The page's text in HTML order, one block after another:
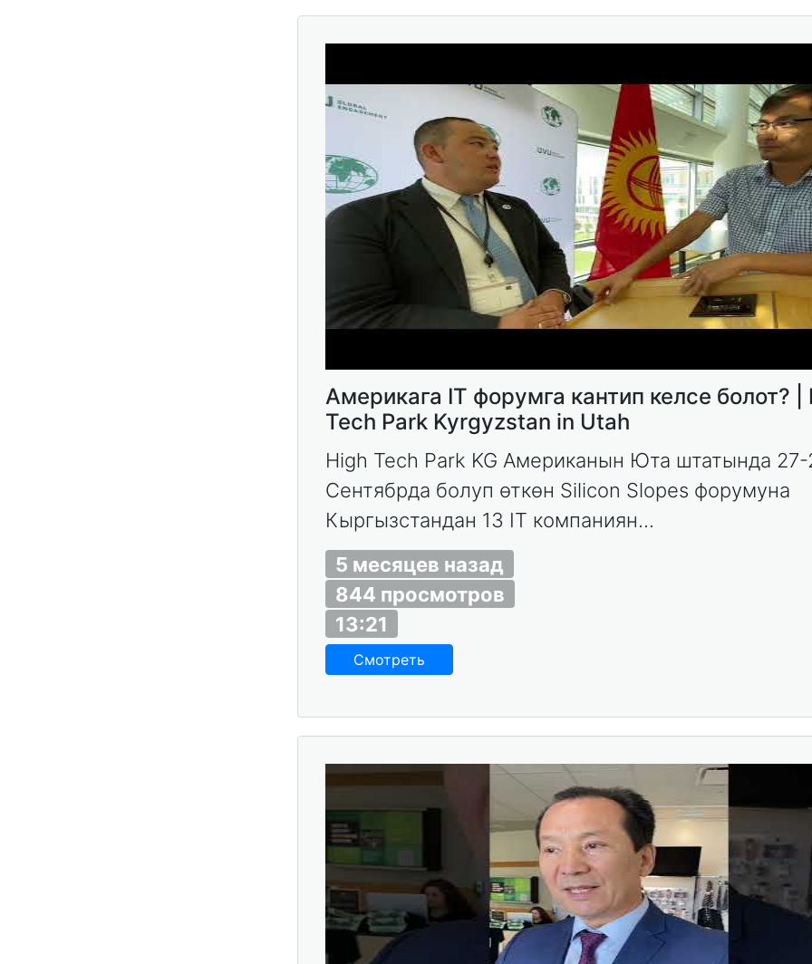
Америкага IT форумга кантип келсе болот? |
Tech Park Kyrgyzstan in Utah
High Tech Park KG Американын Юта штатында 27-
Сентябрда болуп өткөн Silicon Slopes форумуна
Кыргызстандан 13 IT компаниян...
5 месяцев назад
844 просмотров
13:21
Смотреть